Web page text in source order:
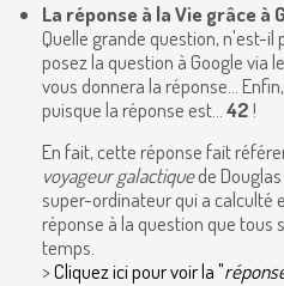
La réponse à la Vie grâce à
Quelle grande question, n'est-il
posez la question à Google via
vous donnera la réponse...
puisque la réponse est...42!
En fait, cette réponse fait
voyageur galactiquede
super-ordinateur qui a calculté
réponse à la question que tous
temps.
>Cliquez ici pour voir la "